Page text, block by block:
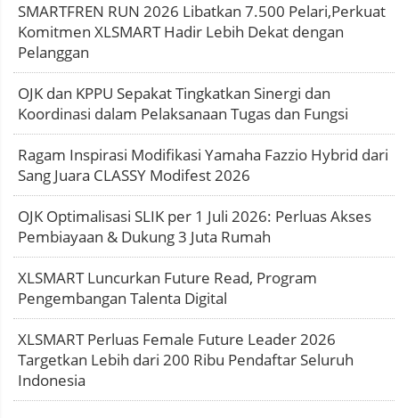
SMARTFREN RUN 2026 Libatkan 7.500 Pelari,Perkuat
Komitmen XLSMART Hadir Lebih Dekat dengan
Pelanggan
OJK dan KPPU Sepakat Tingkatkan Sinergi dan
Koordinasi dalam Pelaksanaan Tugas dan Fungsi
Ragam Inspirasi Modifikasi Yamaha Fazzio Hybrid dari
Sang Juara CLASSY Modifest 2026
OJK Optimalisasi SLIK per 1 Juli 2026: Perluas Akses
Pembiayaan & Dukung 3 Juta Rumah
XLSMART Luncurkan Future Read, Program
Pengembangan Talenta Digital
XLSMART Perluas Female Future Leader 2026
Targetkan Lebih dari 200 Ribu Pendaftar Seluruh
Indonesia